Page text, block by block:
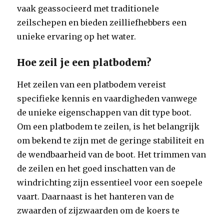
vaak geassocieerd met traditionele
zeilschepen en bieden zeilliefhebbers een
unieke ervaring op het water.
Hoe zeil je een platbodem?
Het zeilen van een platbodem vereist
specifieke kennis en vaardigheden vanwege
de unieke eigenschappen van dit type boot.
Om een platbodem te zeilen, is het belangrijk
om bekend te zijn met de geringe stabiliteit en
de wendbaarheid van de boot. Het trimmen van
de zeilen en het goed inschatten van de
windrichting zijn essentieel voor een soepele
vaart. Daarnaast is het hanteren van de
zwaarden of zijzwaarden om de koers te